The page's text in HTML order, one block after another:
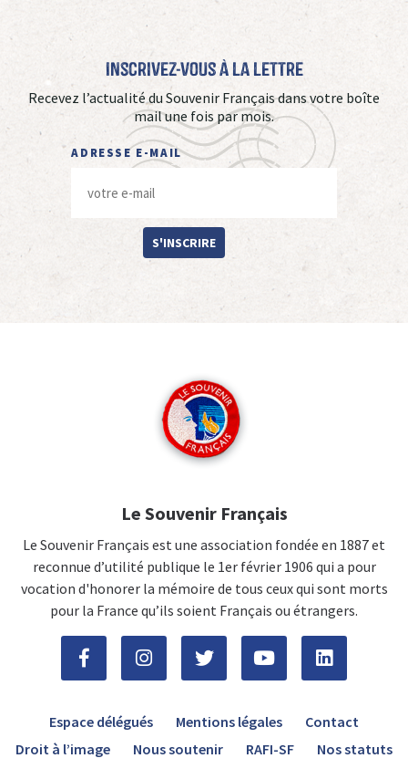
Inscrivez-vous à La Lettre
Recevez l’actualité du Souvenir Français dans votre boîte
mail une fois par mois.
ADRESSE E-MAIL
S'INSCRIRE
Le Souvenir Français
Le Souvenir Français est une association fondée en 1887 et
reconnue d’utilité publique le 1er février 1906 qui a pour
vocation d'honorer la mémoire de tous ceux qui sont morts
pour la France qu’ils soient Français ou étrangers.
Espace délégués Mentions légales
Contact
Droit à l’image
Nous soutenir RAFI-SF Nos statuts